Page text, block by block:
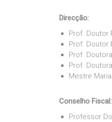
Direcção:
Prof. Doutor
Prof. Doutor
Prof.
Prof.
Mestre
Conselho Fiscal:
Professor